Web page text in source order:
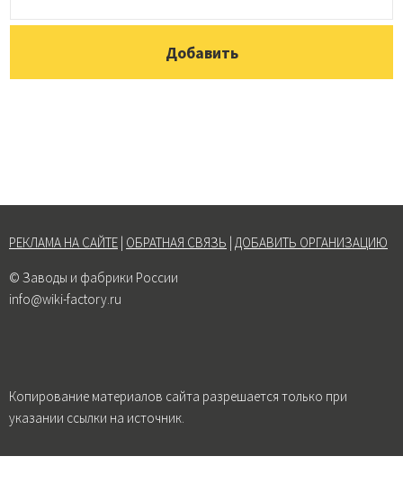
РЕКЛАМА НА САЙТЕ ОБРАТНАЯ СВЯЗЬ ДОБАВИТЬ ОРГАНИЗАЦИЮ
© Заводы и фабрики России
info@wiki-factory.ru
Копирование материалов сайта разрешается только при
указании ссылки на источник.